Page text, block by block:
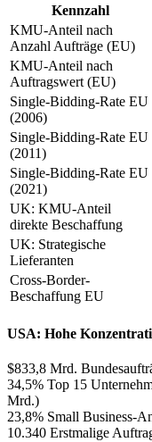
Kennzahl
KMU-Anteil nach
Anzahl Aufträge (EU)
KMU-Anteil nach
Auftragswert (EU)
Single-Bidding-Rate EU
(2006)
Single-Bidding-Rate EU
(2011)
Single-Bidding-Rate EU
(2021)
UK: KMU-Anteil
direkte Beschaffung
UK: Strategische
Lieferanten
Cross-Border-
Beschaffung EU
USA: Hohe
$833,8 Mrd.
34,5% Top 15
Mrd.)
23,8% Small Business-
10.340 Erstmalige